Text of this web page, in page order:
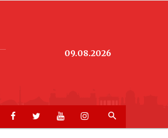
09.08.2026